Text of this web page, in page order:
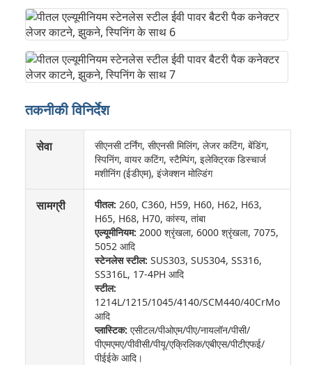
तकनीकी विनिर्देश
सेवा
सीएनसी टर्निंग, सीएनसी मिलिंग, लेजर कटिंग, बेंडिंग,
स्पिनिंग, वायर कटिंग, स्टैम्पिंग, इलेक्ट्रिक डिस्चार्ज
मशीनिंग (ईडीएम), इंजेक्शन मोल्डिंग
सामग्री पीतल: 260, C360, H59, H60, H62, H63,
H65, H68, H70, कांस्य, तांबा
एल्यूमीनियम: 2000 श्रृंखला, 6000 श्रृंखला, 7075,
5052 आदि
स्टेनलेस स्टील: SUS303, SUS304, SS316,
SS316L, 17-4PH आदि
स्टील:
1214L/1215/1045/4140/SCM440/40CrMo
आदि
प्लास्टिक: एसीटल/पीओएम/पीए/नायलॉन/पीसी/
पीएमएमए/पीवीसी/पीयू/एक्रिलिक/एबीएस/पीटीएफई/
पीईईके आदि।